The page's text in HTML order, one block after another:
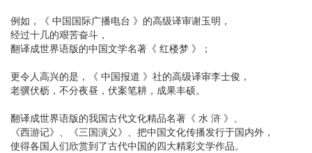
例如，《 中国国际广播电台 》的高级译审谢玉明，
经过十几的艰苦奋斗，
翻译成世界语版的中国文学名著《 红楼梦 》；
更令人高兴的是，《 中国报道 》社的高级译审李士俊，
老骥伏枥，不分夜昼，伏案笔耕，成果丰硕。
翻译成世界语版的我国古代文化精品名著《 水 浒 》、
《西游记》、《三国演义》、把中国文化传播发行于国内外，
使得各国人们欣赏到了古代中国的四大精彩文学作品。